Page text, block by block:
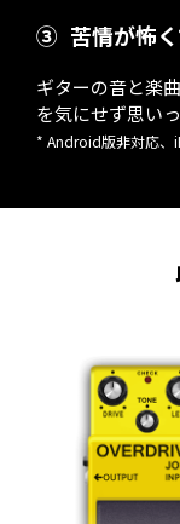
③ 苦情が怖
ギターの音と楽
を気にせず思い
* Android版非対応、